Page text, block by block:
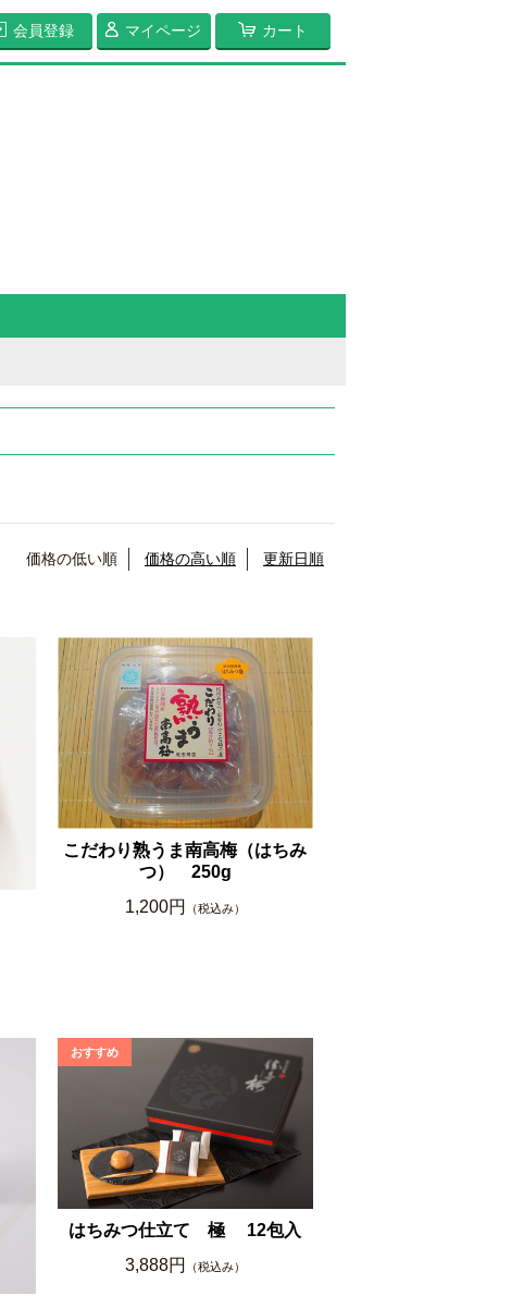
会員登録 マイページ カート
価格の低い順 価格の高い順 更新日順
こだわり熟うま南高梅（はちみ
つ） 250g
1,200円
（税込み）
はちみつ仕立て 極 12包入
3,888円
（税込み）